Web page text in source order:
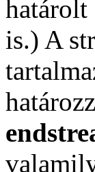
határolt
is.) A